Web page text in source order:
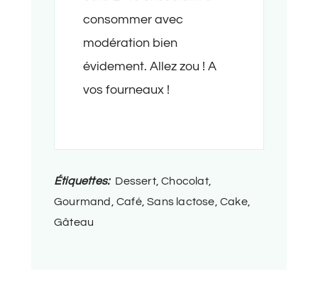
consommer avec
modération bien
évidement. Allez zou ! A
vos fourneaux !
Étiquettes: Dessert, Chocolat,
Gourmand, Café, Sans lactose, Cake,
Gâteau